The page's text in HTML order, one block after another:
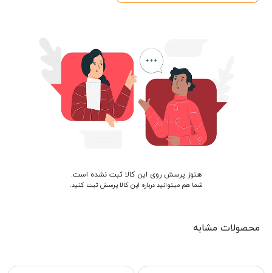
هنوز پرسش روی این کالا ثبت نشده است.
شما هم میتوانید درباره این کالا پرسش ثبت کنید.
محصولات مشابه